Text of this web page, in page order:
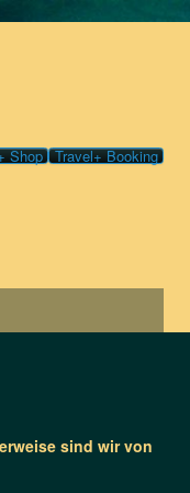
Shop Travel+ Booking
sind wir von